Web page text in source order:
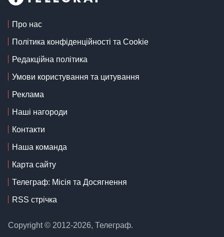
Про нас
Політика конфіденційності та Cookie
Редакційна політика
Умови користування та цитування
Реклама
Наші нагороди
Контакти
Наша команда
Карта сайту
Телеграф: Місія та Досягнення
RSS стрічка
Copyright © 2012-2026, Телеграф.